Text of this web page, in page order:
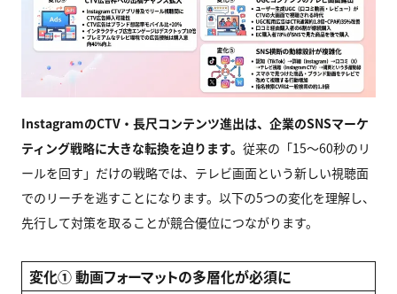
InstagramのCTV・長尺コンテンツ進出は、企業のSNSマーケ
ティング戦略に大きな転換を迫ります。 従来の「15〜60秒のリ
ールを回す」だけの戦略では、テレビ画面という新しい視聴面
でのリーチを逃すことになります。以下の5つの変化を理解し、
先行して対策を取ることが競合優位につながります。
変化① 動画フォーマットの多層化が必須に